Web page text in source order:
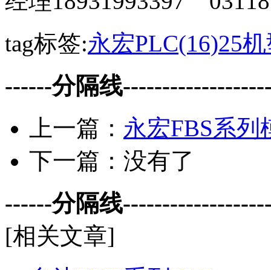
tag标签:永宏PLC(16)25
------分隔线
上一篇： 永宏FBS系列
下一篇：没有了
------分隔线
[相关文章]